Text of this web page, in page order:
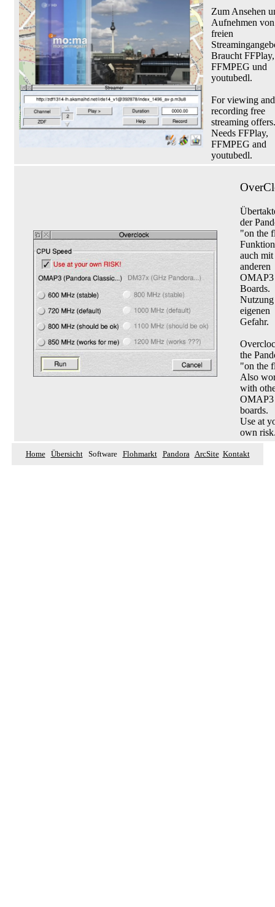
Zum Ansehen
Aufnehmen von
freien
Braucht FFPlay,
FFMPEG und
youtubedl.
For viewing and
recording free
streaming offers.
Needs FFPlay,
FFMPEG and
youtubedl.
der
"on the
auch mit
anderen
OMAP3
Boards.
eigenen
Gefahr.
the
"on the
Also
with
OMAP3
boards.
Use at
own
Home Übersicht Software Flohmarkt Pandora ArcSite Kontakt